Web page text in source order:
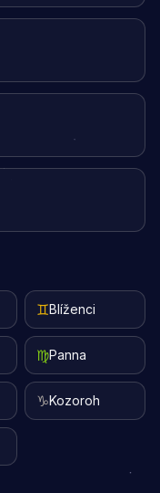
♊Blíženci
♍Panna
♑Kozoroh